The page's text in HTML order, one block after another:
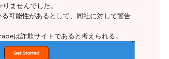
ませんでした。
可能性があるとして、同社に対して警告
は詐欺サイトであると考えられる。